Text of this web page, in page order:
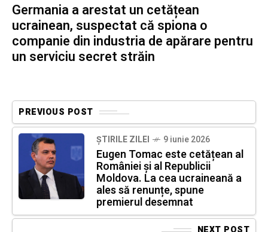
Germania a arestat un cetățean
ucrainean, suspectat că spiona o
companie din industria de apărare pentru
un serviciu secret străin
PREVIOUS POST
ȘTIRILE ZILEI 9 iunie 2026
Eugen Tomac este cetățean al
României și al Republicii
Moldova. La cea ucraineană a
ales să renunțe, spune
premierul desemnat